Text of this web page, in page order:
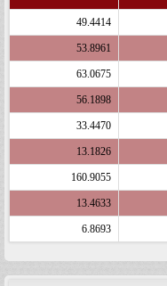
49.4414
53.8961
63.0675
56.1898
33.4470
13.1826
160.9055
13.4633
6.8693